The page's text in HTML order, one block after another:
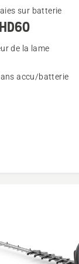
sur batterie
de la lame
accu/batterie